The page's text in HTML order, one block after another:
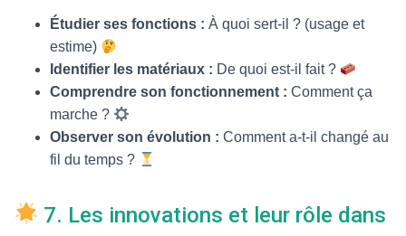
Étudier ses fonctions : À quoi sert-il ? (usage et
estime)
Identifier les matériaux : De quoi est-il fait ?
Comprendre son fonctionnement : Comment ça
marche ?
Observer son évolution : Comment a-t-il changé au
fil du temps ?
7. Les innovations et leur rôle dans